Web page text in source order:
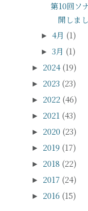
第10回ソ
開しま
►4月 (1)
►3月 (1)
► 2024 (19)
► 2023 (23)
► 2022 (46)
► 2021 (43)
► 2020 (23)
► 2019 (17)
► 2018 (22)
► 2017 (24)
► 2016 (15)